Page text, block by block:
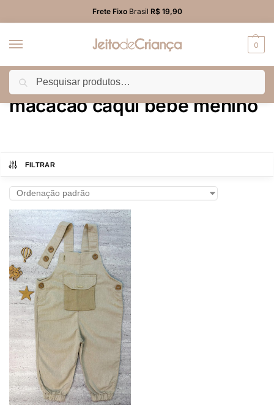
Frete FixoBrasil R$ 19,90
0
Início Produtos marcados com a tag “macacão caqui bebê menino”
macacão caqui bebê menino
FILTRAR